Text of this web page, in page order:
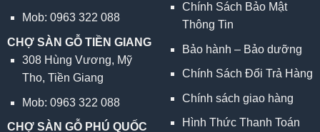
Mob: 0963 322 088
CHỢ SÀN GỖ TIỀN GIANG
308 Hùng Vương, Mỹ
Tho, Tiền Giang
Mob: 0963 322 088
CHỢ SÀN GỖ PHÚ QUỐC
Chính Sách Bảo Mật
Thông Tin
Bảo hành – Bảo dưỡng
Chính Sách Đổi Trả Hàng
Chính sách giao hàng
Hình Thức Thanh Toán